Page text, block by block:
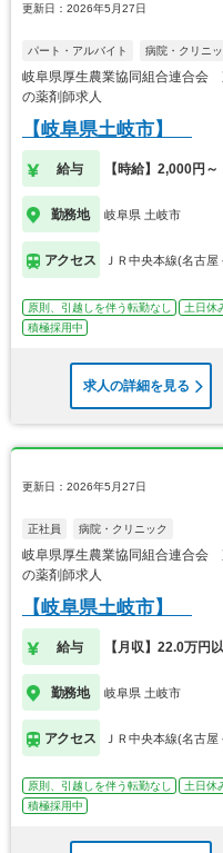
更新日：2026年5月27日
パート・アルバイト 病院・クリニッ
岐阜県厚生農業協同組合連合
の薬剤師求人
【岐阜県土岐市】
給与 【時給】2,000円～
勤務地 岐阜県 土岐市
アクセス ＪＲ中央本線(名古
原則、引越しを伴う転勤なし 土日休
積極採用中
求人の詳細を見る
更新日：2026年5月27日
正社員 病院・クリニック
岐阜県厚生農業協同組合連合
の薬剤師求人
【岐阜県土岐市】
給与 【月収】22.0万円
勤務地 岐阜県 土岐市
アクセス ＪＲ中央本線(名古
原則、引越しを伴う転勤なし 土日休
積極採用中